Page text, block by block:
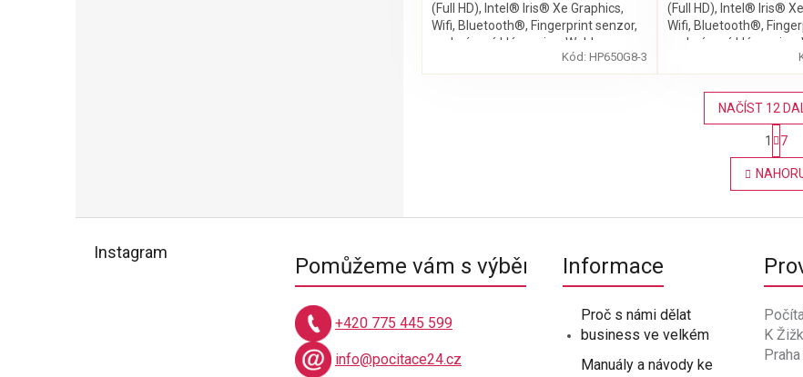
(Full HD), Intel® Iris® Xe Graphics,
Wifi, Bluetooth®, Fingerprint senzor,
podsvícená klávesnice, Webkamera,
Kód:HP650G8-3
(Full HD), Intel® Iris®
Wifi, Bluetooth®,
podsvícená klávesnice,
O
v
l
d
í
p
v
k
y
NAČÍST 12
S
t
r
á
n
á
n
í
1 7
Instagram
Pomůžeme vám s výběrem
+420 775 445 599
info@pocitace24.cz
Informace
Proč s námi dělat
business ve velkém
Manuály a návody ke
K